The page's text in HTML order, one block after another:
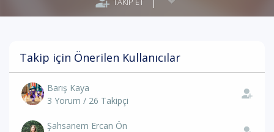
Takip için Önerilen Kullanıcılar
Barış Kaya
3 Yorum / 26 Takipçi
Şahsanem Ercan Ön